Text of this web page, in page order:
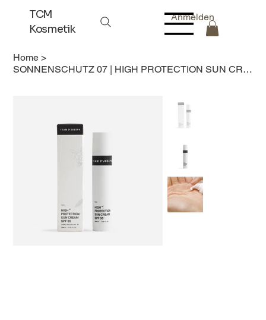
TCM
Kosmetik
Anmelden
Home >
SONNENSCHUTZ 07 | HIGH PROTECTION SUN CREAM SPF30 | 100 ml | SOMMER & WINTER